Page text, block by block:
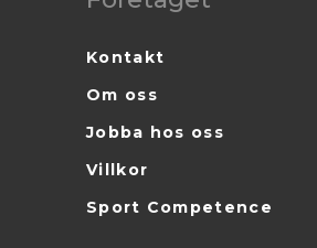
Kontakt
Om oss
Jobba hos oss
Villkor
Sport Competence